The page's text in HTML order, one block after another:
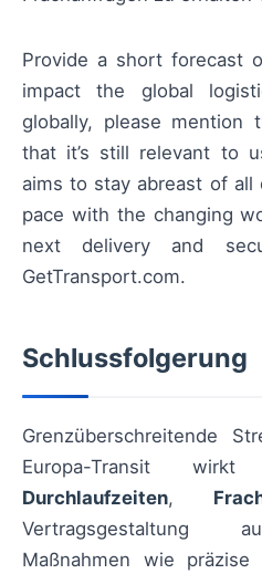
Provide a short forecast
impact the global
globally, please mention
that it’s still relevant to
aims to stay abreast of all
pace with the changing
next delivery and
GetTransport.com.
Schlussfolgerung
Grenzüberschreitende
Europa-Transit
Durchlaufzeiten,
Vertragsgestaltung
Maßnahmen wie präzise